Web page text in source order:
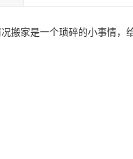
搬家是一个琐碎的小事情，